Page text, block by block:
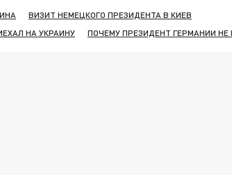
ВИЗИТ НЕМЕЦКОГО ПРЕЗИДЕНТА В КИЕВ
НА УКРАИНУ
ПОЧЕМУ ПРЕЗИДЕНТ ГЕРМАНИИ НЕ